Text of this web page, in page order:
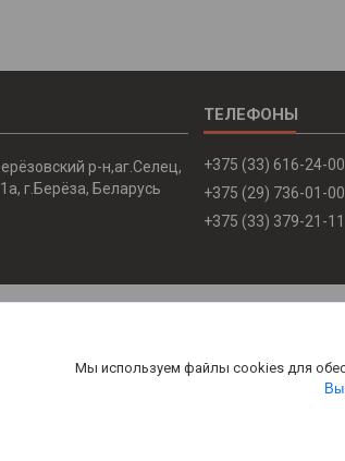
р-н,аг.Селец,
г.Берёза, Беларусь
+375 (33) 616-24-00
+375 (29) 736-01-00
+375 (33) 379-21-11
Мы используем файлы cookies для